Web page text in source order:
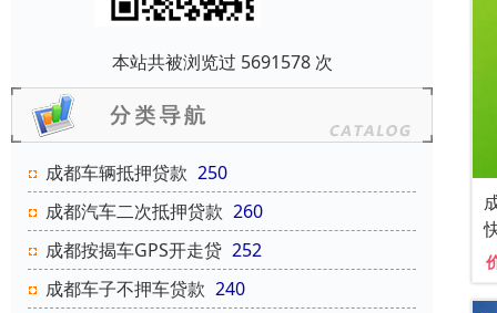
本站共被浏览过 5691578 次
成都车辆抵押贷款 250
成都汽车二次抵押贷款 260
成都按揭车GPS开走贷 252
成都车子不押车贷款 240